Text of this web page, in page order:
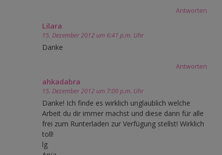
Antworten
Lilara
15. Dezember 2012 um 6:41 p.m. Uhr
Danke
Antworten
ahkadabra
15. Dezember 2012 um 7:00 p.m. Uhr
Danke! Ich finde es wirklich unglaublich welche
Arbeit du dir immer machst und diese dann für alle
frei zum Runterladen zur Verfügung stellst! Wirklich
toll!
lg